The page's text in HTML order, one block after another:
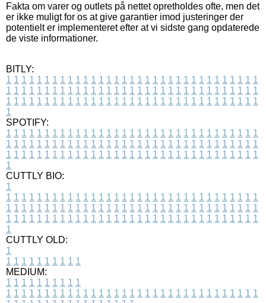
Fakta om varer og outlets på nettet opretholdes ofte, men det
er ikke muligt for os at give garantier imod justeringer der
potentielt er implementeret efter at vi sidste gang opdaterede
de viste informationer.
BITLY:
1 1 1 1 1 1 1 1 1 1 1 1 1 1 1 1 1 1 1 1 1 1 1 1 1 1 1 1 1 1 1 1 1
1 1 1 1 1 1 1 1 1 1 1 1 1 1 1 1 1 1 1 1 1 1 1 1 1 1 1 1 1 1 1 1 1
1 1 1 1 1 1 1 1 1 1 1 1 1 1 1 1 1 1 1 1 1 1 1 1 1 1 1 1 1 1 1 1 1
1
SPOTIFY:
1 1 1 1 1 1 1 1 1 1 1 1 1 1 1 1 1 1 1 1 1 1 1 1 1 1 1 1 1 1 1 1 1
1 1 1 1 1 1 1 1 1 1 1 1 1 1 1 1 1 1 1 1 1 1 1 1 1 1 1 1 1 1 1 1 1
1 1 1 1 1 1 1 1 1 1 1 1 1 1 1 1 1 1 1 1 1 1 1 1 1 1 1 1 1 1 1 1 1
1
CUTTLY BIO:
1
1 1 1 1 1 1 1 1 1 1 1 1 1 1 1 1 1 1 1 1 1 1 1 1 1 1 1 1 1 1 1 1 1
1 1 1 1 1 1 1 1 1 1 1 1 1 1 1 1 1 1 1 1 1 1 1 1 1 1 1 1 1 1 1 1 1
1 1 1 1 1 1 1 1 1 1 1 1 1 1 1 1 1 1 1 1 1 1 1 1 1 1 1 1 1 1 1 1 1
1
CUTTLY OLD:
1
1 1 1 1 1 1 1 1 1 1
MEDIUM:
1 1 1 1 1 1 1 1 1 1
1 1 1 1 1 1 1 1 1 1 1 1 1 1 1 1 1 1 1 1 1 1 1 1 1 1 1 1 1 1 1 1 1